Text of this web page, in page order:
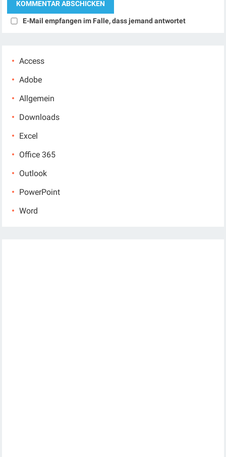
E-Mail empfangen im Falle, dass jemand antwortet
Access
Adobe
Allgemein
Downloads
Excel
Office 365
Outlook
PowerPoint
Word